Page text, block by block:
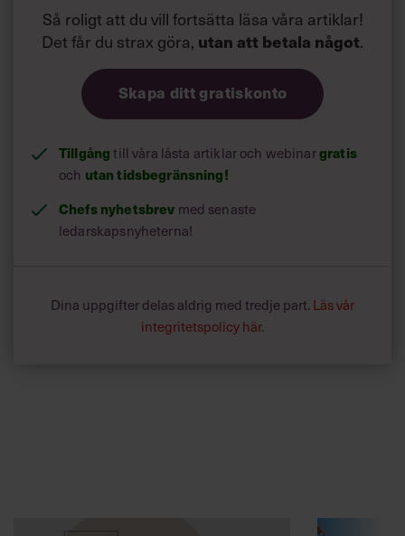
Så roligt att du vill fortsätta läsa våra artiklar!
Det får du strax göra, utan att betala något.
Skapa ditt gratiskonto
Tillgångtill våra låsta artiklar och webinargratis
och utan tidsbegränsning!
Chefs nyhetsbrev med senaste
ledarskapsnyheterna!
Dina uppgifter delas aldrig med tredje part. Läs vår
integritetspolicy här.